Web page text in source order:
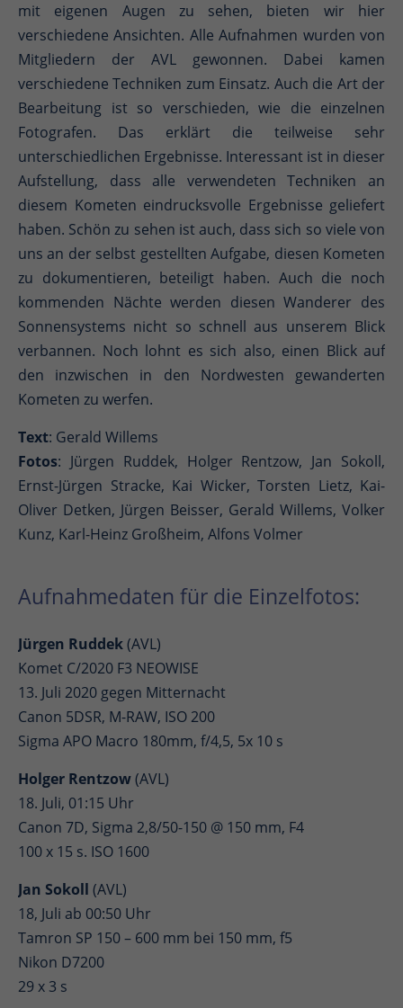
mit eigenen Augen zu sehen, bieten wir hier
verschiedene Ansichten. Alle Aufnahmen wurden von
Mitgliedern der AVL gewonnen. Dabei kamen
verschiedene Techniken zum Einsatz. Auch die Art der
Bearbeitung ist so verschieden, wie die einzelnen
Fotografen. Das erklärt die teilweise sehr
unterschiedlichen Ergebnisse. Interessant ist in dieser
Aufstellung, dass alle verwendeten Techniken an
diesem Kometen eindrucksvolle Ergebnisse geliefert
haben. Schön zu sehen ist auch, dass sich so viele von
uns an der selbst gestellten Aufgabe, diesen Kometen
zu dokumentieren, beteiligt haben. Auch die noch
kommenden Nächte werden diesen Wanderer des
Sonnensystems nicht so schnell aus unserem Blick
verbannen. Noch lohnt es sich also, einen Blick auf
den inzwischen in den Nordwesten gewanderten
Kometen zu werfen.
Text: Gerald Willems
Fotos: Jürgen Ruddek, Holger Rentzow, Jan Sokoll,
Ernst-Jürgen Stracke, Kai Wicker, Torsten Lietz, Kai-
Oliver Detken, Jürgen Beisser, Gerald Willems, Volker
Kunz, Karl-Heinz Großheim, Alfons Volmer
Aufnahmedaten für die Einzelfotos:
Jürgen Ruddek(AVL)
Komet C/2020 F3 NEOWISE
13. Juli 2020 gegen Mitternacht
Canon 5DSR, M-RAW, ISO 200
Sigma APO Macro 180mm, f/4,5, 5x 10 s
Holger Rentzow(AVL)
18. Juli, 01:15 Uhr
Canon 7D, Sigma 2,8/50-150 @ 150 mm, F4
100 x 15 s. ISO 1600
Jan Sokoll (AVL)
18, Juli ab 00:50 Uhr
Tamron SP 150 – 600 mm bei 150 mm, f5
Nikon D7200
29 x 3 s